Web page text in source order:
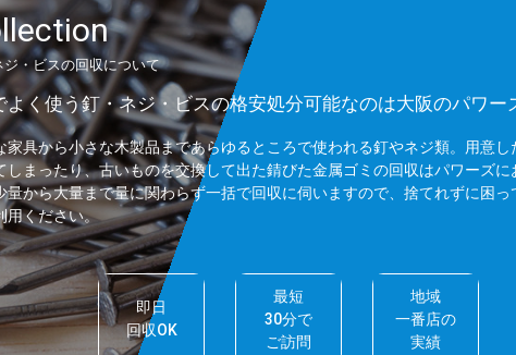
ジ・ビスの回収について
よく使う釘・ネジ・ビスの格安処分可能なのは大阪のパワー
家具から小さな木製品まであらゆるところで使われる釘やネジ類。用意し
しまったり、古いものを交換して出た錆びた金属ゴミの回収はパワーズに
量から大量まで量に関わらず一括で回収に伺いますので、捨てれずに困っ
用ください。
即日
回収OK
最短
30分で
ご訪問
地域
一番店の
実績